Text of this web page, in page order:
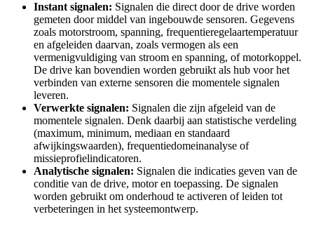
Instant signalen: Signalen die direct door de drive worden
gemeten door middel van ingebouwde sensoren. Gegevens
zoals motorstroom, spanning, frequentieregelaartemperatuur
en afgeleiden daarvan, zoals vermogen als een
vermenigvuldiging van stroom en spanning, of motorkoppel.
De drive kan bovendien worden gebruikt als hub voor het
verbinden van externe sensoren die momentele signalen
leveren.
Verwerkte signalen: Signalen die zijn afgeleid van de
momentele signalen. Denk daarbij aan statistische verdeling
(maximum, minimum, mediaan en standaard
afwijkingswaarden), frequentiedomeinanalyse of
missieprofielindicatoren.
Analytische signalen: Signalen die indicaties geven van de
conditie van de drive, motor en toepassing. De signalen
worden gebruikt om onderhoud te activeren of leiden tot
verbeteringen in het systeemontwerp.